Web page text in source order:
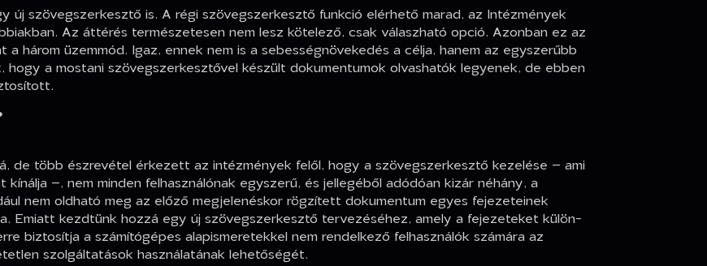
új szövegszerkesztő is. A régi szövegszerkesztő funkció elérhető marad, az Intézmények
Az áttérés természetesen nem lesz kötelező, csak válaszható opció. Azonban ez az
három üzemmód. Igaz, ennek nem is a sebességnövekedés a célja, hanem az egyszerűbb
a mostani szövegszerkesztővel készült dokumentumok olvashatók legyenek, de ebben
de több észrevétel érkezett az intézmények felől, hogy a szövegszerkesztő kezelése – ami
–, nem minden felhasználónak egyszerű, és jellegéből adódóan kizár néhány, a
nem oldható meg az előző megjelenéskor rögzített dokumentum egyes fejezeteinek
Emiatt kezdtünk hozzá egy új szövegszerkesztő tervezéséhez, amely a fejezeteket külön-
biztosítja a számítógépes alapismeretekkel nem rendelkező felhasználók számára az
szolgáltatások használatának lehetőségét.